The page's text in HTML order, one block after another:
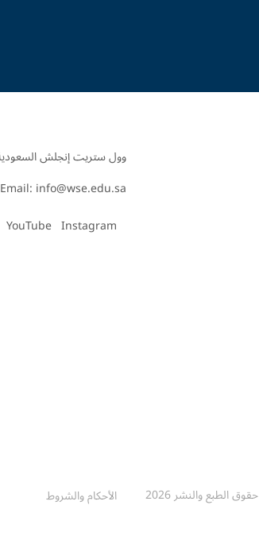
Email: info@wse.edu.sa
Instagram
YouTube
حقوق الطبع والنشر 2026 الأحكام والشروط